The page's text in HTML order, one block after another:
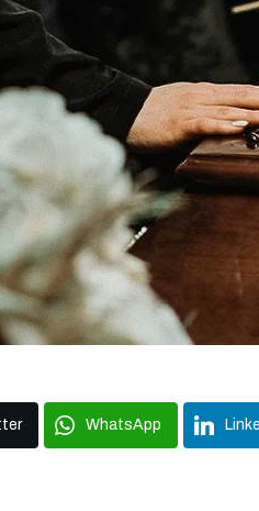
WhatsApp